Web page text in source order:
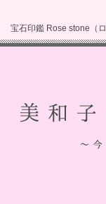
宝石印鑑 Rose stone（